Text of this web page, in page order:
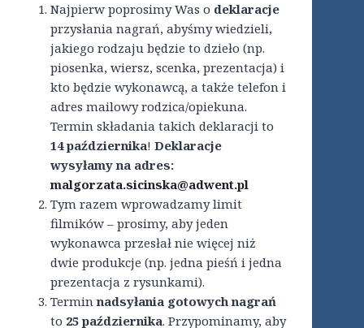
Najpierw poprosimy Was o deklaracje
przysłania nagrań, abyśmy wiedzieli,
jakiego rodzaju będzie to dzieło (np.
piosenka, wiersz, scenka, prezentacja) i
kto będzie wykonawcą, a także telefon i
adres mailowy rodzica/opiekuna.
Termin składania takich deklaracji to
14 października! Deklaracje
wysyłamy na adres:
malgorzata.sicinska@adwent.pl
Tym razem wprowadzamy limit
filmików – prosimy, aby jeden
wykonawca przesłał nie więcej niż
dwie produkcje (np. jedna pieśń i jedna
prezentacja z rysunkami).
Terminnadsyłania gotowych nagrań
to 25 października. Przypominamy, aby